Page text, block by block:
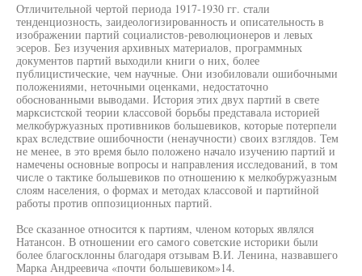
Отличительной чертой периода 1917-1930 гг. стали
тенденциозность, заидеологизированность и описательность в
изображении партий социалистов-революционеров и левых
эсеров. Без изучения архивных материалов, программных
документов партий выходили книги о них, более
публицистические, чем научные. Они изобиловали ошибочными
положениями, неточными оценками, недостаточно
обоснованными выводами. История этих двух партий в свете
марксистской теории классовой борьбы представала историей
мелкобуржуазных противников большевиков, которые потерпели
крах вследствие ошибочности (ненаучности) своих взглядов. Тем
не менее, в это время было положено начало изучению партий и
намечены основные вопросы и направления исследований, в том
числе о тактике большевиков по отношению к мелкобуржуазным
слоям населения, о формах и методах классовой и партийной
работы против оппозиционных партий.
Все сказанное относится к партиям, членом которых являлся
Натансон. В отношении его самого советские историки были
более благосклонны благодаря отзывам В.И. Ленина, назвавшего
Марка Андреевича «почти большевиком»14.